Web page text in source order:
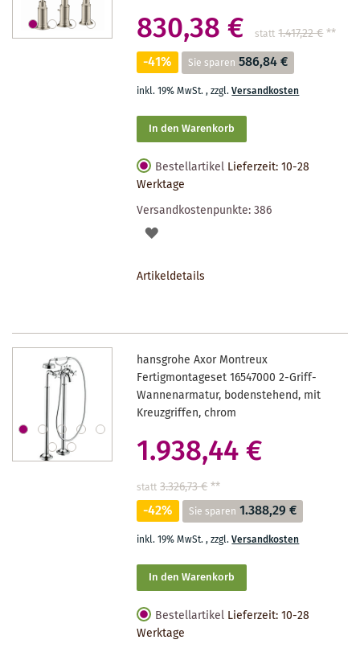
830,38 € statt 1.417,22 €**
-41% Sie sparen 586,84 €
inkl. 19% MwSt.,zzgl.Versandkosten
In den Warenkorb
Bestellartikel Lieferzeit: 10-28
Werktage
Versandkostenpunkte:386
AUF
Artikeldetails
hansgrohe Axor Montreux
Fertigmontageset 16547000 2-Griff-
Wannenarmatur, bodenstehend, mit
Kreuzgriffen, chrom
1.938,44 €
statt 3.326,73 €**
-42% Sie sparen 1.388,29 €
inkl. 19% MwSt.,zzgl.Versandkosten
In den Warenkorb
Bestellartikel Lieferzeit: 10-28
Werktage